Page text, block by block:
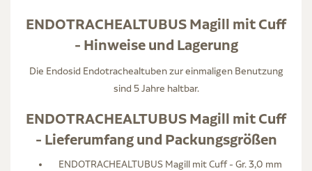
ENDOTRACHEALTUBUS Magill mit Cuff
- Hinweise und Lagerung
Die Endosid Endotrachealtuben zur einmaligen Benutzung
sind 5 Jahre haltbar.
ENDOTRACHEALTUBUS Magill mit Cuff
- Lieferumfang und Packungsgrößen
ENDOTRACHEALTUBUS Magill mit Cuff - Gr. 3,0 mm